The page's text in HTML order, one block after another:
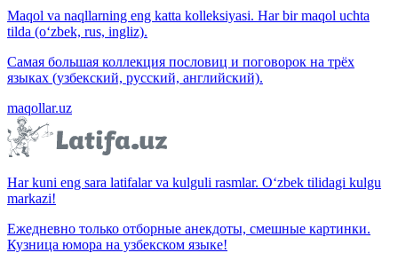
Maqol va naqllarning eng katta kolleksiyasi. Har bir maqol uchta
tilda (o‘zbek, rus, ingliz).
Самая большая коллекция пословиц и поговорок на трёх
языках (узбекский, русский, английский).
maqollar.uz
Har kuni eng sara latifalar va kulguli rasmlar. O‘zbek tilidagi kulgu
markazi!
Ежедневно только отборные анекдоты, смешные картинки.
Кузница юмора на узбекском языке!